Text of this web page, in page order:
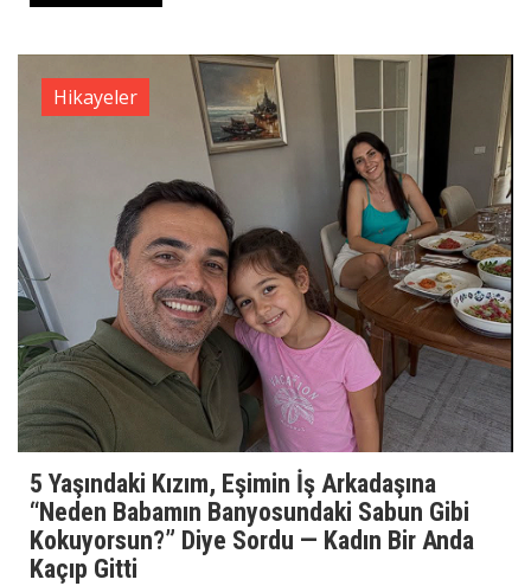
Hikayeler
5 Yaşındaki Kızım, Eşimin İş Arkadaşına
“Neden Babamın Banyosundaki Sabun Gibi
Kokuyorsun?” Diye Sordu — Kadın Bir Anda
Kaçıp Gitti